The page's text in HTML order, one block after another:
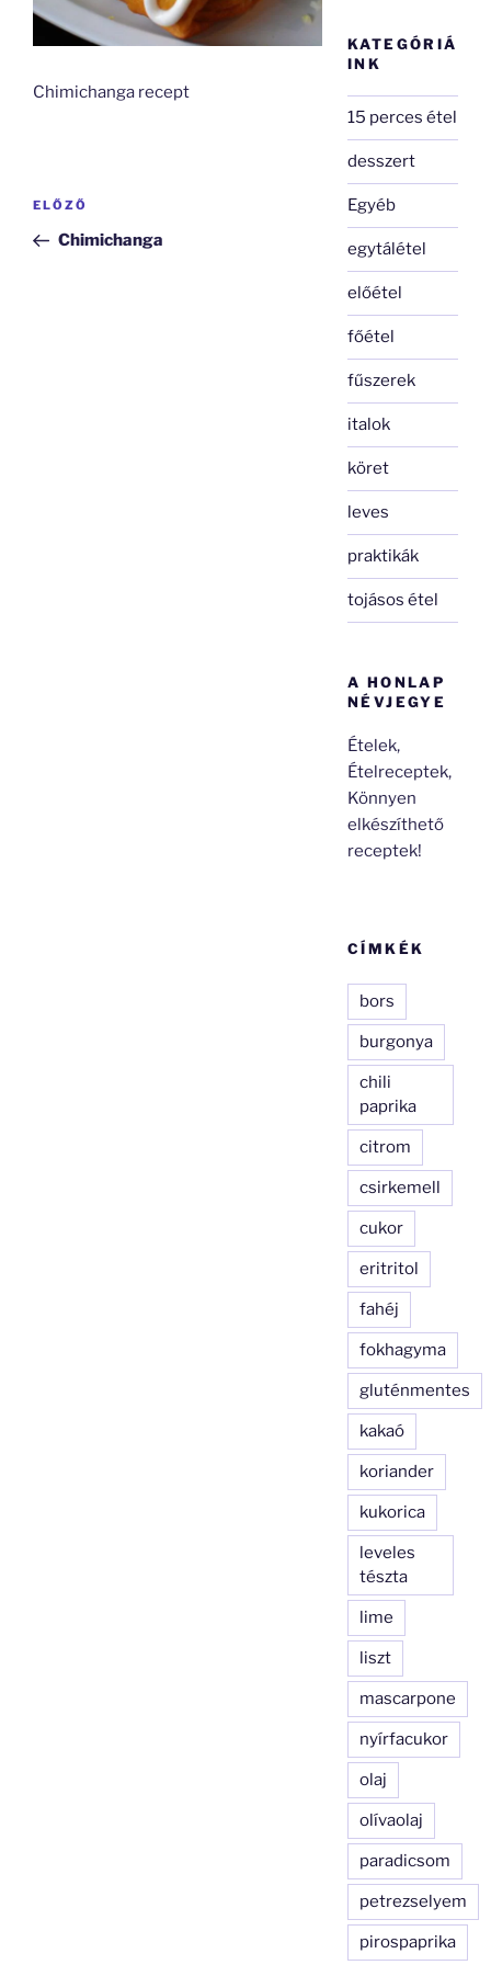
Chimichanga recept
Bejegyzés
Korábbi
bejegyzés
ELŐZŐ
Chimichanga
KATEGÓRIÁ
INK
15 perces étel
desszert
Egyéb
egytálétel
előétel
főétel
fűszerek
italok
köret
leves
praktikák
tojásos étel
A HONLAP
NÉVJEGYE
Ételek,
Ételreceptek,
Könnyen
elkészíthető
receptek!
CÍMKÉK
bors
burgonya
chili
paprika
citrom
csirkemell
cukor
eritritol
fahéj
fokhagyma
gluténmentes
kakaó
koriander
kukorica
leveles
tészta
lime
liszt
mascarpone
nyírfacukor
olaj
olívaolaj
paradicsom
petrezselyem
pirospaprika